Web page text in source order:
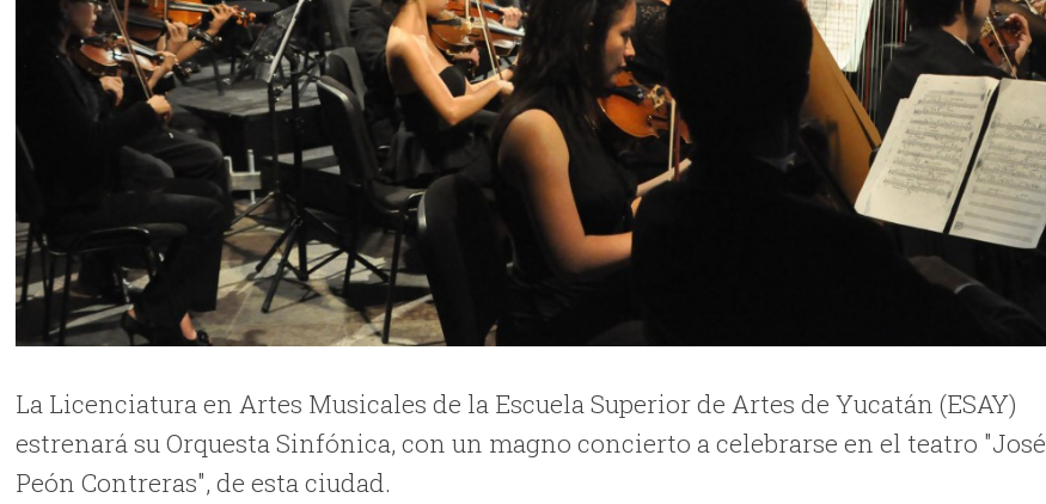
La Licenciatura en Artes Musicales de la Escuela Superior de Artes de Yucatán (ESAY)
estrenará su Orquesta Sinfónica, con un magno concierto a celebrarse en el teatro "José
Peón Contreras", de esta ciudad.